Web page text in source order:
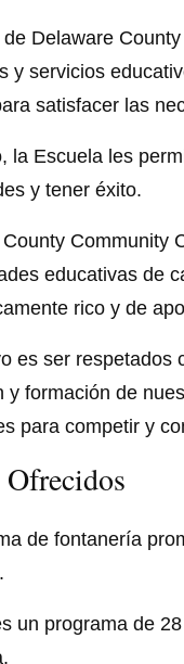
Delaware
y servicios
satisfacer las
la Escuela les
y tener éxito.
Community
educativas de
rico y de
es ser respetados
y formación de
para competir y
de fontanería
un programa de